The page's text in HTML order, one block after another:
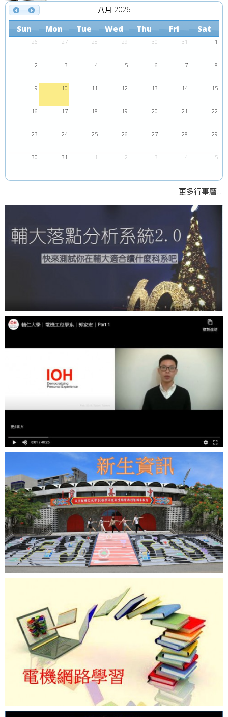
八月 2026
Sun Mon Tue Wed Thu Fri Sat
26 27 28 29 30 31 1
2 3 4 5 6 7 8
9 10 11 12 13 14 15
16 17 18 19 20 21 22
23 24 25 26 27 28 29
30 31 1 2 3 4 5
更多行事曆....